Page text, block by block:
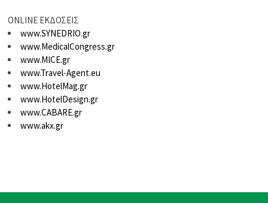
ONLINE ΕΚΔΟΣΕΙΣ
www.SYNEDRIO.gr
www.MedicalCongress.gr
www.MICE.gr
www.Travel-Agent.eu
www.HotelMag.gr
www.HotelDesign.gr
www.CABARE.gr
www.akx.gr